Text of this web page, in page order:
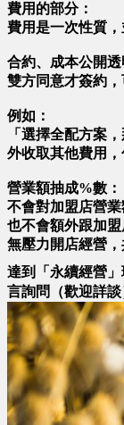
費用的部分：
費用是一次性質，
合約、成本公開透
雙方同意才簽約
例如：
「選擇全配方案
外收取其他費用，
營業額抽成%數：
不會對加盟店營業
也不會額外跟加盟
無壓力開店經營，
達到「永續經營」
言詢問（歡迎詳談